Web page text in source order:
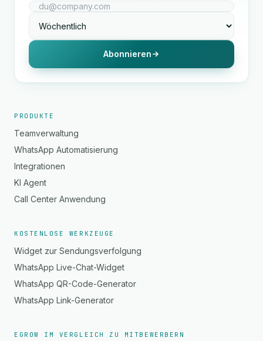
Abonnieren
PRODUKTE
Teamverwaltung
WhatsApp Automatisierung
Integrationen
KI Agent
Call Center Anwendung
KOSTENLOSE WERKZEUGE
Widget zur Sendungsverfolgung
WhatsApp Live-Chat-Widget
WhatsApp QR-Code-Generator
WhatsApp Link-Generator
EGROW IM VERGLEICH ZU MITBEWERBERN